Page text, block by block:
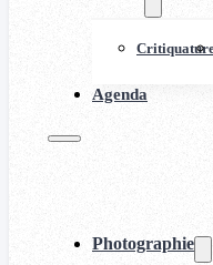
Agenda
Photographie